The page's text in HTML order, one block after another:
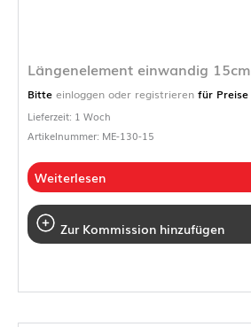
Längenelement einwandig 15cm
Bitte einloggen oder registrieren für Preise
Lieferzeit: 1 Woch
Artikelnummer: ME-130-15
Weiterlesen
Zur Kommission hinzufügen